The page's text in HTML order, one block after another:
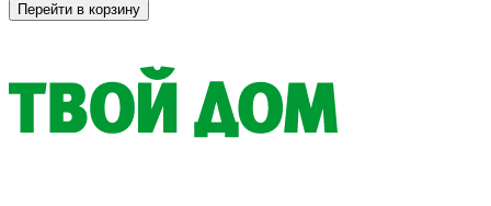
Перейти в корзину